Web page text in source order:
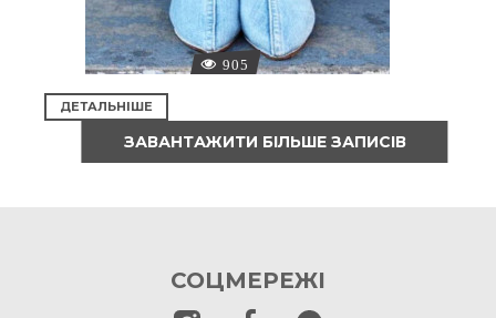
905
ДЕТАЛЬНІШЕ
ЗАВАНТАЖИТИ БІЛЬШЕ ЗАПИСІВ
СОЦМЕРЕЖІ